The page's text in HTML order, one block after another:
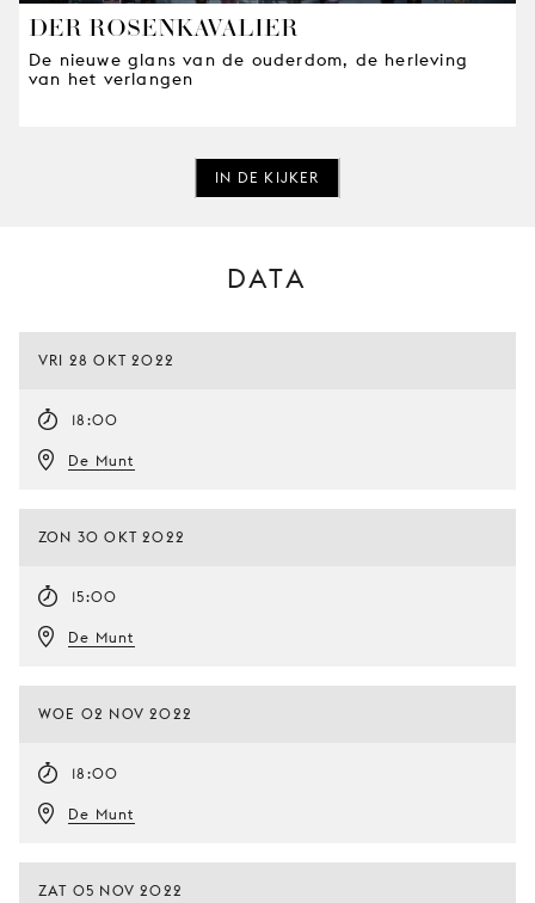
DER ROSENKAVALIER
De nieuwe glans van de ouderdom, de herleving
van het verlangen
IN DE KIJKER
DATA
VRI 28 OKT 2022
18:00
De Munt
ZON 30 OKT 2022
15:00
De Munt
WOE 02 NOV 2022
18:00
De Munt
ZAT 05 NOV 2022